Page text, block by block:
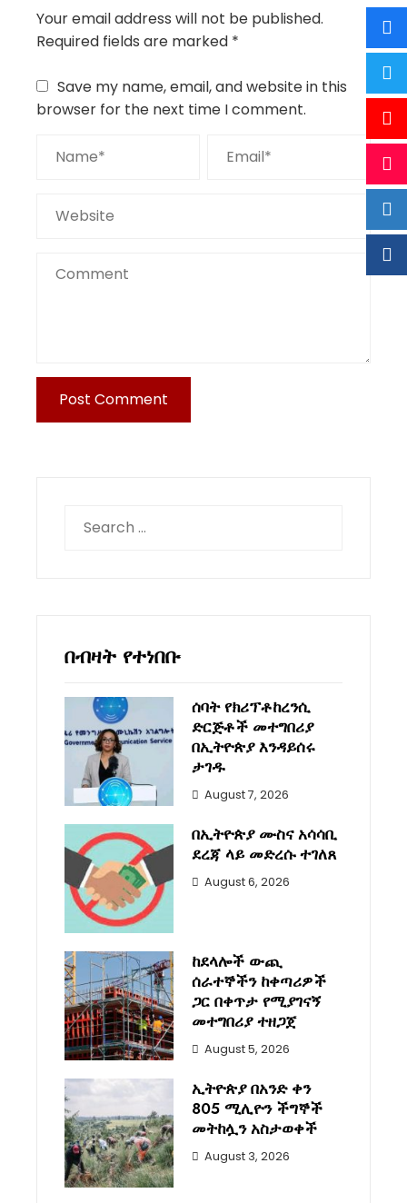
Your email address will not be published.
Required fields are marked *
Save my name, email, and website in this
browser for the next time I comment.
for:
በብዛት የተነበቡ
ሰባት የክሪፕቶከረንሲ
ድርጅቶች መተግበሪያ
በኢትዮጵያ እንዳይሰሩ
ታገዱ
August 7, 2026
በኢትዮጵያ ሙስና አሳሳቢ
ደረጃ ላይ መድረሱ ተገለጸ
August 6, 2026
ከደላሎች ውጪ
ሰራተኞችን ከቀጣሪዎች
ጋር በቀጥታ የሚያገናኝ
መተግበሪያ ተዘጋጀ
August 5, 2026
ኢትዮጵያ በአንድ ቀን
805 ሚሊዮን ችግኞች
መትከሏን አስታወቀች
August 3, 2026